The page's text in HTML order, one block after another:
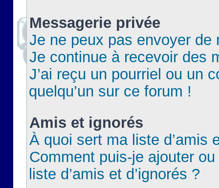
Messagerie privée
Je ne peux pas envoyer de
Je continue à recevoir des
J’ai reçu un pourriel ou un
quelqu’un sur ce forum !
Amis et ignorés
À quoi sert ma liste d’amis
Comment puis-je ajouter
liste d’amis et d’ignorés ?